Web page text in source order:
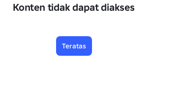
Konten tidak dapat diakses
Teratas